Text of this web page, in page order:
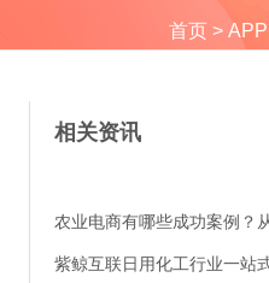
首页 >
相关资讯
紫鲸互联日用化工行业一站